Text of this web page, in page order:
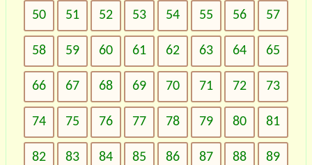
50 51 52 53 54 55 56 57
58 59 60 61 62 63 64 65
66 67 68 69 70 71 72 73
74 75 76 77 78 79 80 81
82 83 84 85 86 87 88 89